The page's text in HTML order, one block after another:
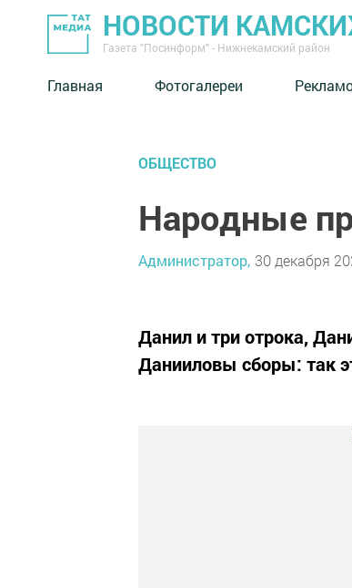
НОВОСТИ
Газета "Посинформ" - Нижнекамский район
Главная Фотогалереи
ОБЩЕСТВО
Народные
Администратор, 30 декабря
Данил и три отрока,
Данииловы сборы: так